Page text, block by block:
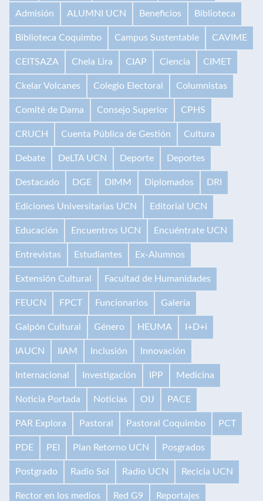
Admisión ALUMNI UCN Beneficios Biblioteca
Biblioteca Coquimbo Campus Sustentable CAVIME
CEITSAZA Chela Lira CIAP Ciencia CIMET
Ckelar Volcanes Colegio Electoral Columnistas
Comité de Dama Consejo Superior CPHS
CRUCH Cuenta Pública de Gestión Cultura
Debate DeLTA UCN Deporte Deportes
Destacado DGE DIMM Diplomados DRI
Ediciones Universitarias UCN Editorial UCN
Educación Encuentros UCN Encuéntrate UCN
Entrevistas Estudiantes Ex-Alumnos
Extensión Cultural Facultad de Humanidades
FEUCN FPCT Funcionarios Galería
Galpón Cultural Género HEUMA I+D+i
IAUCN IIAM Inclusión Innovación
Internacional Investigación IPP Medicina
Noticia Portada Noticias OIJ PACE
PAR Explora Pastoral Pastoral Coquimbo PCT
PDE PEI Plan Retorno UCN Posgrados
Postgrado Radio Sol Radio UCN Recicla UCN
Rector en los medios Red G9 Reportajes